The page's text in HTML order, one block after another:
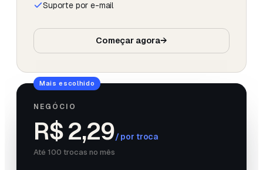
Suporte por e-mail
Começar agora→
Mais escolhido
NEGÓCIO
R$ 2,29/por troca
Até 100 trocas no mês